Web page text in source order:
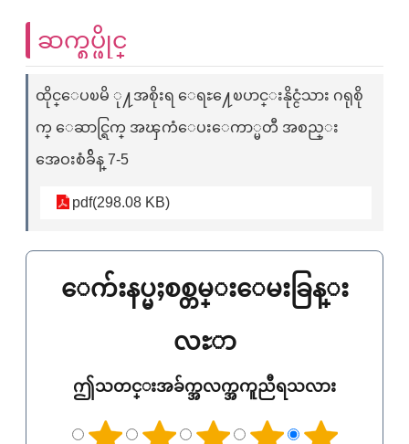
ဆက္စပ္ဖိုင္
ထိုင္ေပၿမိ ု႔အစိုးရ ေရႊ႔ေၿပာင္းနိုင္ငံသား ဂရုစို
က္ ေဆာင္ရြက္ အၾကံေပးေကာ္မတီ အစည္း
အေဝးစံခ်ိန္ 7-5
pdf(298.08 KB)
ေက်းနပ္မႈစစ္တမ္းေမးခြန္း
လႊာ
ဤသတင္းအခ်က္အလက္အကူညီရသလား